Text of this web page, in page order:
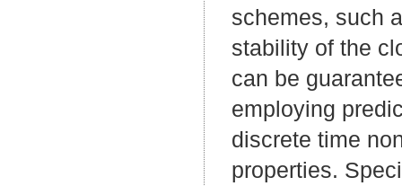
schemes, such
stability of the
can be
employing
discrete time
properties.